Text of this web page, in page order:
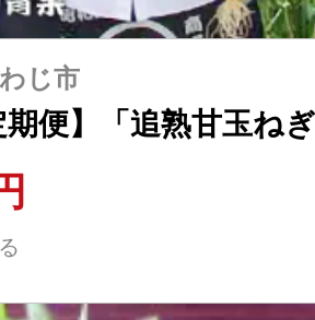
営サイト特集
バイブルとは
ご質問
せ
じ市
期便】「追熟甘玉ね